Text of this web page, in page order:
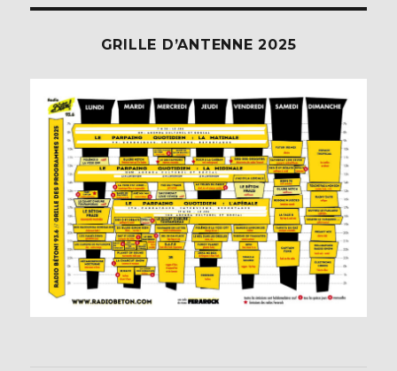
GRILLE D’ANTENNE 2025